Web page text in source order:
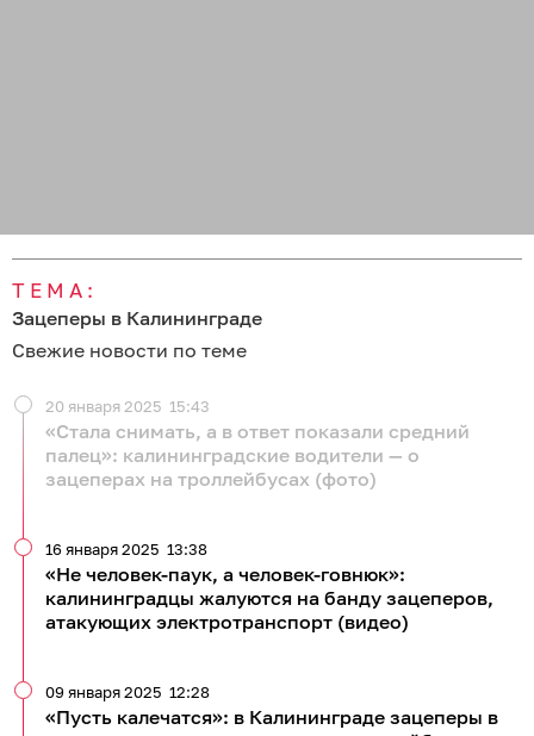
ТЕМА:
Зацеперы в Калининграде
Свежие новости по теме
«Стала снимать, а в ответ показали средний
палец»: калининградские водители — о
зацеперах на троллейбусах (фото)
20 января 2025 15:43
«Не человек-паук, а человек-говнюк»:
калининградцы жалуются на банду зацеперов,
атакующих электротранспорт (видео)
16 января 2025 13:38
«Пусть калечатся»: в Калининграде зацеперы в
09 января 2025 12:28